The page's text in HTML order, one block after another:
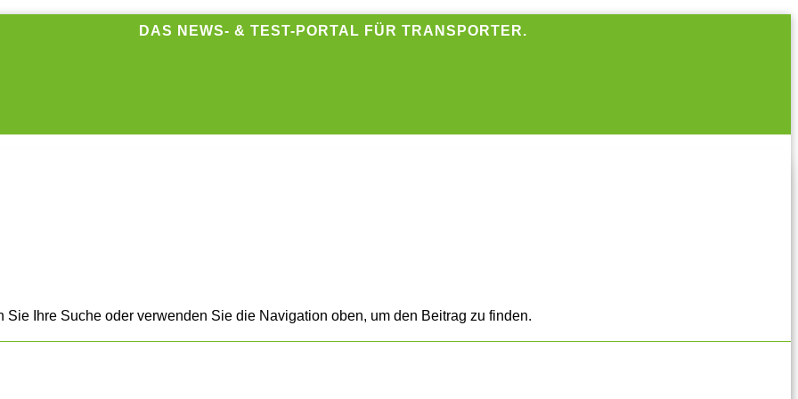
DAS NEWS- & TEST-PORTAL FÜR TRANSPORTER.
Ihre Suche oder verwenden Sie die Navigation oben, um den Beitrag zu finden.